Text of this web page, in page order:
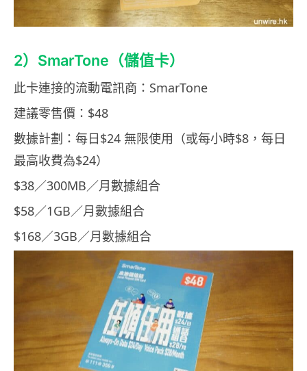
2）SmarTone（儲值卡）
此卡連接的流動電訊商：SmarTone
建議零售價：$48
數據計劃：每日$24 無限使用（或每小時$8，每日
最高收費為$24）
$38／300MB／月數據組合
$58／1GB／月數據組合
$168／3GB／月數據組合